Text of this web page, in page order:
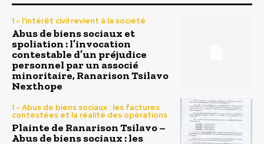
1 - l'intérêt civil revient à la société
Abus de biens sociaux et
spoliation : l’invocation
contestable d’un préjudice
personnel par un associé
minoritaire, Ranarison Tsilavo
Nexthope
1 - Abus de biens sociaux : les factures
contestées et la réalité des opérations
Plainte de Ranarison Tsilavo –
Abus de biens sociaux : les